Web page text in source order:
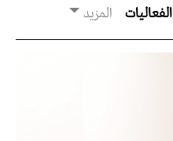
الفعاليات المزيد